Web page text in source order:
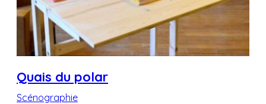
Quais du polar
Scénographie